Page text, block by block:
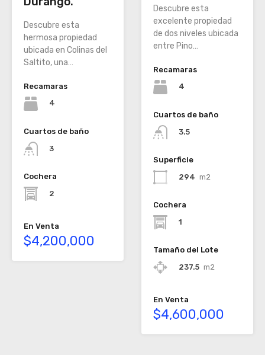
Descubre esta
hermosa propiedad
ubicada en Colinas del
Saltito, una…
Recamaras
4
Cuartos de baño
3
Cochera
2
En Venta
$4,200,000
Descubre esta
excelente propiedad
de dos niveles ubicada
entre Pino…
Recamaras
4
Cuartos de baño
3.5
Superficie
294 m2
Cochera
1
Tamaño del Lote
237.5 m2
En Venta
$4,600,000